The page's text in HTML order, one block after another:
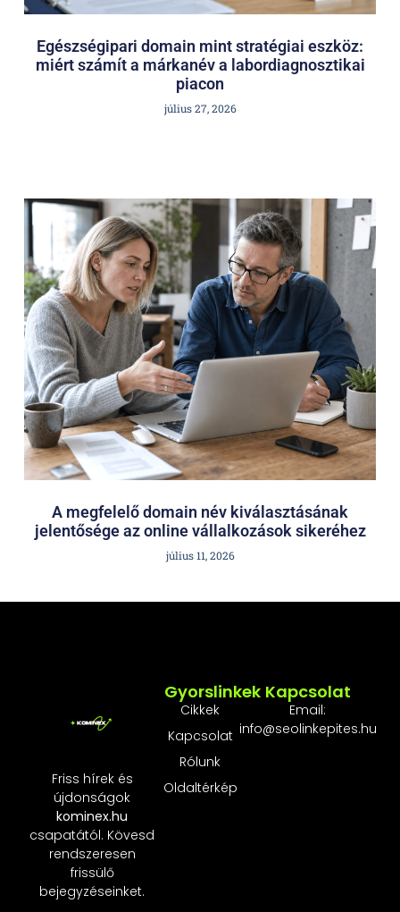
Egészségipari domain mint stratégiai eszköz:
miért számít a márkanév a labordiagnosztikai
piacon
július 27, 2026
A megfelelő domain név kiválasztásának
jelentősége az online vállalkozások sikeréhez
július 11, 2026
Friss hírek és
újdonságok
kominex.hu
csapatától. Kövesd
rendszeresen
frissülő
bejegyzéseinket.
Gyorslinkek
Cikkek
Kapcsolat
Rólunk
Oldaltérkép
Kapcsolat
Email:
info@seolinkepites.hu